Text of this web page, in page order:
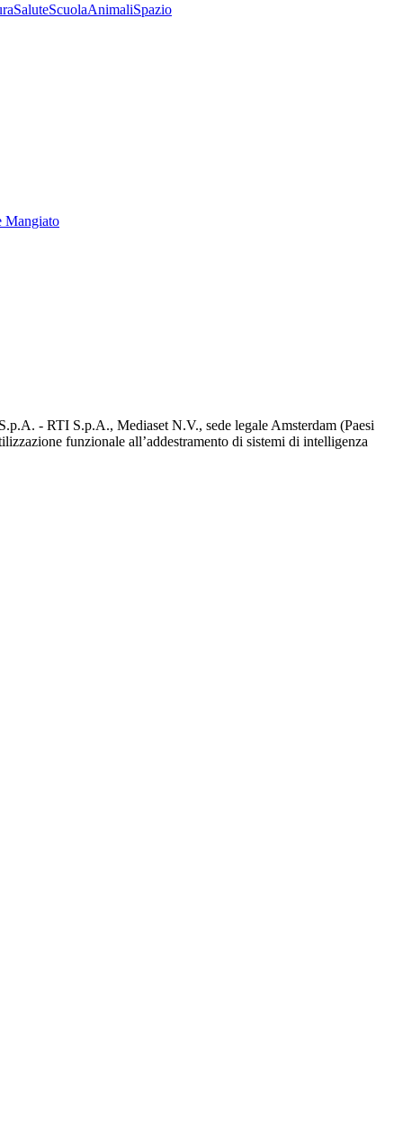
SaluteScuolaAnimaliSpazio
Mangiato
- RTI S.p.A., Mediaset N.V., sede legale Amsterdam (Paesi
funzionale all’addestramento di sistemi di intelligenza